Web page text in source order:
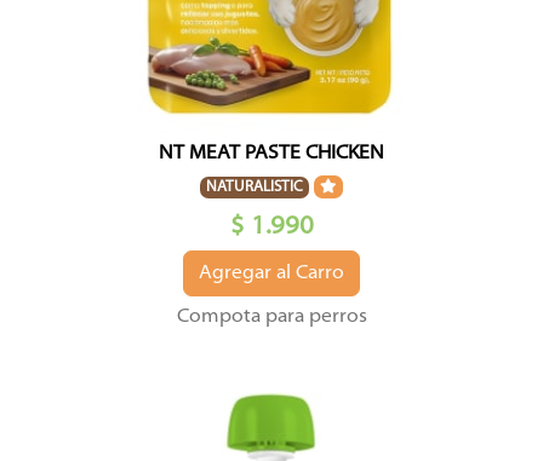
NT MEAT PASTE CHICKEN
NATURALISTIC
$ 1.990
Agregar al Carro
Compota para perros